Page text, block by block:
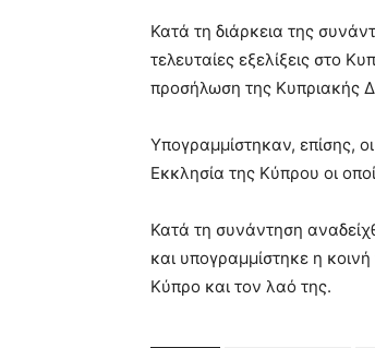
Κατά τη διάρκεια της
τελευταίες εξελίξεις στο
προσήλωση της Κυπριακής
Yπογραμμίστηκαν, επίσης,
Εκκλησία της Κύπρου οι
Κατά τη συνάντηση
και υπογραμμίστηκε η
Κύπρο και τον λαό της.